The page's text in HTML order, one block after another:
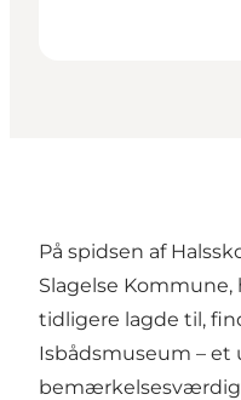
På spidsen af
Slagelse
tidligere lagde til,
Isbådsmuseum –